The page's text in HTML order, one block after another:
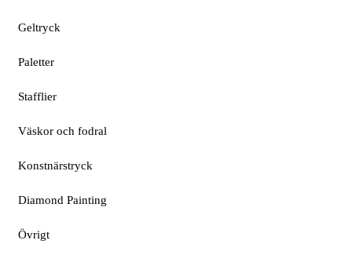
Geltryck
Paletter
Stafflier
Väskor och fodral
Konstnärstryck
Diamond Painting
Övrigt